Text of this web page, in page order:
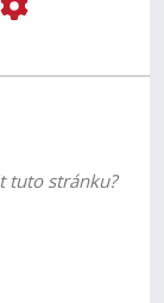
tuto stránku?